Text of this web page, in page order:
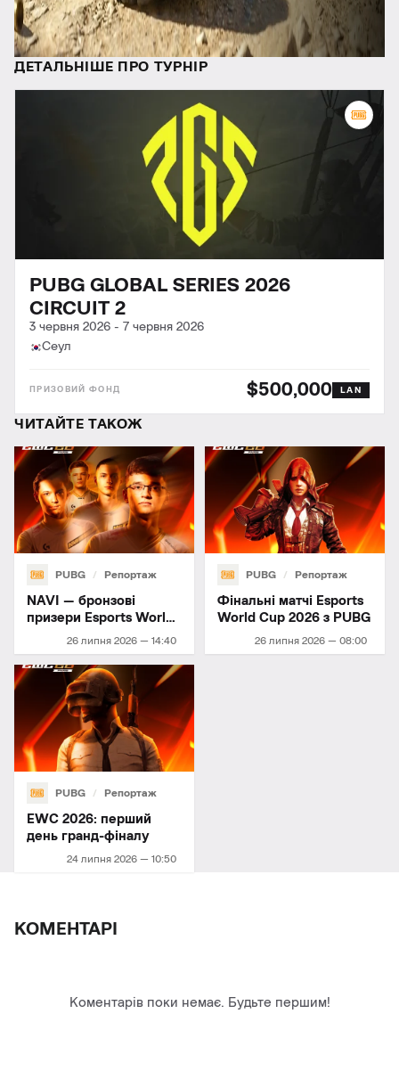
ДЕТАЛЬНІШЕ ПРО ТУРНІР
PUBG GLOBAL SERIES 2026
CIRCUIT 2
3 червня 2026 - 7 червня 2026
Сеул
$500,000 LAN
ЧИТАЙТЕ ТАКОЖ
PUBG Репортаж
26 липня 2026 — 14:40
NAVI — бронзові
призери Esports World
Cup 2026
PUBG Репортаж
26 липня 2026 — 08:00
Фінальні матчі Esports
World Cup 2026 з PUBG
PUBG Репортаж
24 липня 2026 — 10:50
EWC 2026: перший
день гранд-фіналу
КОМЕНТАРІ
Коментарів поки немає. Будьте першим!